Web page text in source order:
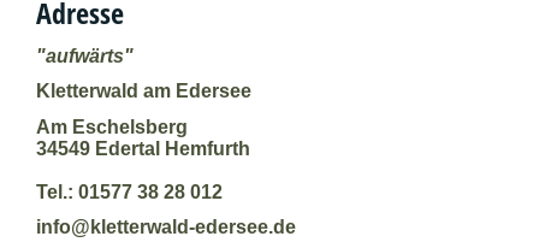
Adresse
"aufwärts"
Kletterwald am Edersee
Am Eschelsberg
34549 Edertal Hemfurth
Tel.: 01577 38 28 012
info@kletterwald-edersee.de